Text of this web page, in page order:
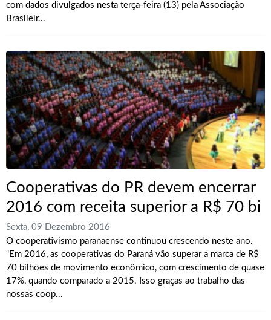
com dados divulgados nesta terça-feira (13) pela Associação
Brasileir...
Cooperativas do PR devem encerrar
2016 com receita superior a R$ 70 bi
Sexta, 09 Dezembro 2016
O cooperativismo paranaense continuou crescendo neste ano.
“Em 2016, as cooperativas do Paraná vão superar a marca de R$
70 bilhões de movimento econômico, com crescimento de quase
17%, quando comparado a 2015. Isso graças ao trabalho das
nossas coop...